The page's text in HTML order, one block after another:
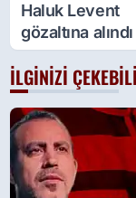
Haluk Levent
gözaltına alındı
İLGINIZI